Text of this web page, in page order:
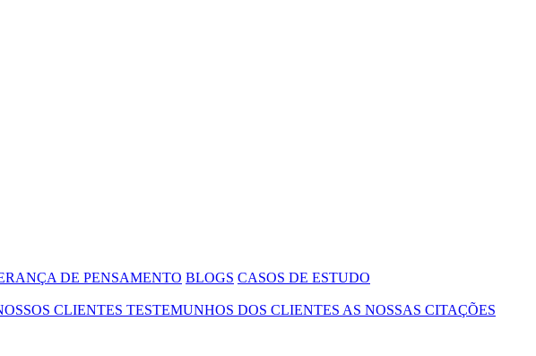
DE PENSAMENTO BLOGS CASOS DE ESTUDO
CLIENTES TESTEMUNHOS DOS CLIENTES AS NOSSAS CITAÇÕES